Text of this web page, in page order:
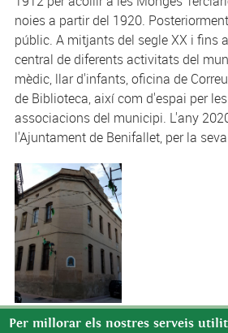
noies a partir del 1920.
públic. A mitjants del segle XX i fins
central de diferents activitats del
mèdic, llar d'infants, oficina de
de Biblioteca, així com d'espai per
associacions del municipi. L'any
l'Ajuntament de Benifallet, per la
Per millorar els nostres serveis